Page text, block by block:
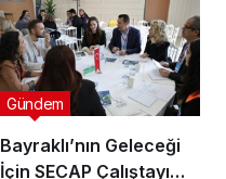
Bayraklı’nın Geleceği
İçin SECAP Çalıştayı
Gündem